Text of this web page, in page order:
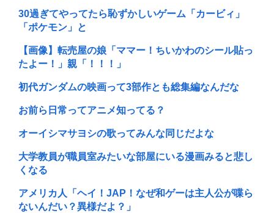
30過ぎてやってたら恥ずかしいゲーム「カービィ」
「ポケモン」と
【画像】転売屋の娘「ママー！ちいかわのシール貼っ
たよー！」親「！！！」
初代ガンダムの映画って3部作とも総集編なんだな
お前ら日常ってアニメ知ってる？
オーイシマサヨシの歌ってみんな同じだよな
大学教員が職員室みたいな部屋にいる漫画みると悲し
くなる
アメリカ人「ヘイ！JAP！なぜ和ゲーは主人公が喋ら
ないんだい？異様だよ？」